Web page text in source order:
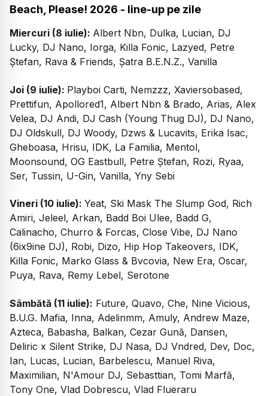
Beach, Please! 2026 - line-up pe zile
Miercuri (8 iulie): Albert Nbn, Dulka, Lucian, DJ
Lucky, DJ Nano, Iorga, Killa Fonic, Lazyed, Petre
Ștefan, Rava & Friends, Șatra B.E.N.Z., Vanilla
Joi (9 iulie): Playboi Carti, Nemzzz, Xaviersobased,
Prettifun, Apollored1, Albert Nbn & Brado, Arias, Alex
Velea, DJ Andi, DJ Cash (Young Thug DJ), DJ Nano,
DJ Oldskull, DJ Woody, Dzws & Lucavits, Erika Isac,
Gheboasa, Hrisu, IDK, La Familia, Mentol,
Moonsound, OG Eastbull, Petre Ștefan, Rozi, Ryaa,
Ser, Tussin, U-Gin, Vanilla, Yny Sebi
Vineri (10 iulie): Yeat, Ski Mask The Slump God, Rich
Amiri, Jeleel, Arkan, Badd Boi Ulee, Badd G,
Calinacho, Churro & Forcas, Close Vibe, DJ Nano
(6ix9ine DJ), Robi, Dizo, Hip Hop Takeovers, IDK,
Killa Fonic, Marko Glass & Bvcovia, New Era, Oscar,
Puya, Rava, Remy Lebel, Serotone
Sâmbătă (11 iulie): Future, Quavo, Che, Nine Vicious,
B.U.G. Mafia, Inna, Adelinmm, Amuly, Andrew Maze,
Azteca, Babasha, Balkan, Cezar Gună, Dansen,
Deliric x Silent Strike, DJ Nasa, DJ Vndred, Dev, Doc,
Ian, Lucas, Lucian, Barbelescu, Manuel Riva,
Maximilian, N'Amour DJ, Sebasttian, Tomi Marfă,
Tony One, Vlad Dobrescu, Vlad Flueraru